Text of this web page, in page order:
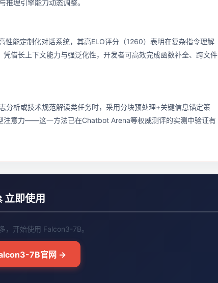
理引擎能力动态调整。
能定制化对话系统，其高ELO评分（1260）表明在复杂指令理解
借长上下文能力与强泛化性，开发者可高效完成函数补全、跨文件
分析或技术规范解读类任务时，采用分块预处理+关键信息锚定策
注意力——这一方法已在Chatbot Arena等权威测评的实测中验证有
立即使用
，开始使用 Falcon3-7B。
7B官网 →